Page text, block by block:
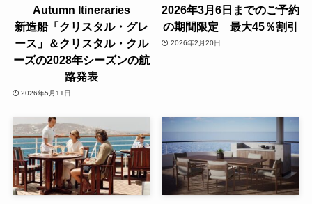
Autumn Itineraries
新造船「クリスタル・グレ
ース」＆クリスタル・クル
ーズの2028年シーズンの航
路発表
2026年5月11日
2026年3月6日までのご予約
の期間限定 最大45％割引
2026年2月20日